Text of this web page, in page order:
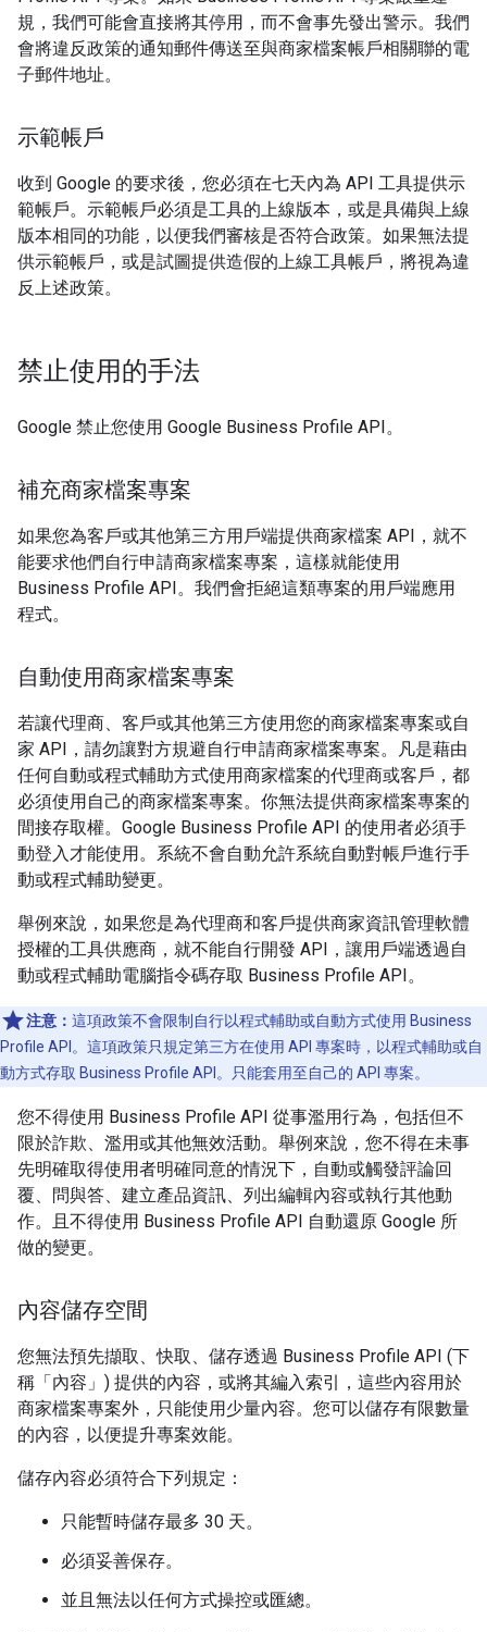
規，我們可能會直接將其停用，而不會事先發出警示。我們
會將違反政策的通知郵件傳送至與商家檔案帳戶相關聯的電
子郵件地址。
示範帳戶
收到 Google 的要求後，您必須在七天內為 API 工具提供示
範帳戶。示範帳戶必須是工具的上線版本，或是具備與上線
版本相同的功能，以便我們審核是否符合政策。如果無法提
供示範帳戶，或是試圖提供造假的上線工具帳戶，將視為違
反上述政策。
禁止使用的手法
Google 禁止您使用 Google Business Profile API。
補充商家檔案專案
如果您為客戶或其他第三方用戶端提供商家檔案 API，就不
能要求他們自行申請商家檔案專案，這樣就能使用
Business Profile API。我們會拒絕這類專案的用戶端應用
程式。
自動使用商家檔案專案
若讓代理商、客戶或其他第三方使用您的商家檔案專案或自
家 API，請勿讓對方規避自行申請商家檔案專案。凡是藉由
任何自動或程式輔助方式使用商家檔案的代理商或客戶，都
必須使用自己的商家檔案專案。你無法提供商家檔案專案的
間接存取權。Google Business Profile API 的使用者必須手
動登入才能使用。系統不會自動允許系統自動對帳戶進行手
動或程式輔助變更。
舉例來說，如果您是為代理商和客戶提供商家資訊管理軟體
授權的工具供應商，就不能自行開發 API，讓用戶端透過自
動或程式輔助電腦指令碼存取 Business Profile API。
注意： 這項政策不會限制自行以程式輔助或自動方式使用 Business
Profile API。這項政策只規定第三方在使用 API 專案時，以程式輔助或自
動方式存取 Business Profile API。只能套用至自己的 API 專案。
您不得使用 Business Profile API 從事濫用行為，包括但不
限於詐欺、濫用或其他無效活動。舉例來說，您不得在未事
先明確取得使用者明確同意的情況下，自動或觸發評論回
覆、問與答、建立產品資訊、列出編輯內容或執行其他動
作。且不得使用 Business Profile API 自動還原 Google 所
做的變更。
內容儲存空間
您無法預先擷取、快取、儲存透過 Business Profile API (下
稱「內容」) 提供的內容，或將其編入索引，這些內容用於
商家檔案專案外，只能使用少量內容。您可以儲存有限數量
的內容，以便提升專案效能。
儲存內容必須符合下列規定：
只能暫時儲存最多 30 天。
必須妥善保存。
並且無法以任何方式操控或匯總。